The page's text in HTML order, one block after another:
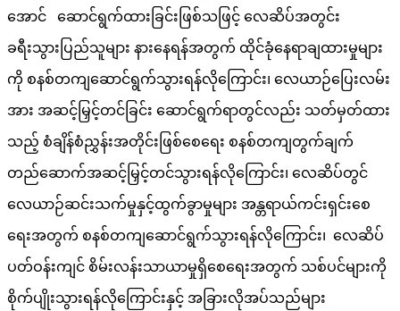
အောင် ဆောင်ရွက်ထားခြင်းဖြစ်သဖြင့် လေဆိပ်အတွင်း
ခရီးသွားပြည်သူများ နားနေရန်အတွက် ထိုင်ခုံနေရာချထားမှုများ
ကို စနစ်တကျဆောင်ရွက်သွားရန်လိုကြောင်း၊ လေယာဉ်ပြေးလမ်း
အား အဆင့်မြှင့်တင်ခြင်း ဆောင်ရွက်ရာတွင်လည်း သတ်မှတ်ထား
သည့် စံချိန်စံညွှန်းအတိုင်းဖြစ်စေရေး စနစ်တကျတွက်ချက်
တည်ဆောက်အဆင့်မြှင့်တင်သွားရန်လိုကြောင်း၊ လေဆိပ်တွင်
လေယာဉ်ဆင်းသက်မှုနှင့်ထွက်ခွာမှုများ အန္တရာယ်ကင်းရှင်းစေ
ရေးအတွက် စနစ်တကျဆောင်ရွက်သွားရန်လိုကြောင်း၊ လေဆိပ်
ပတ်ဝန်းကျင် စိမ်းလန်းသာယာမှုရှိစေရေးအတွက် သစ်ပင်များကို
စိုက်ပျိုးသွားရန်လိုကြောင်းနှင့် အခြားလိုအပ်သည်များ